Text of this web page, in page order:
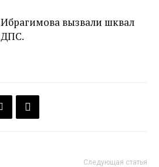
вызвали шквал
ДПС.
Следующая статья